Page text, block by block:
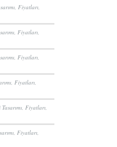
Fiyatları,
Fiyatları,
Fiyatları,
Fiyatları,
Fiyatları,
Fiyatları,